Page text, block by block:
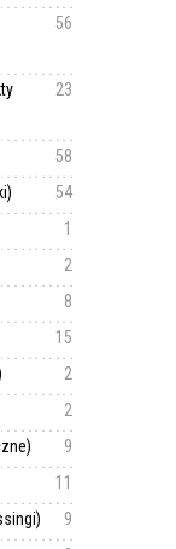
56
23
58
54
1
2
8
15
2
2
9
11
9